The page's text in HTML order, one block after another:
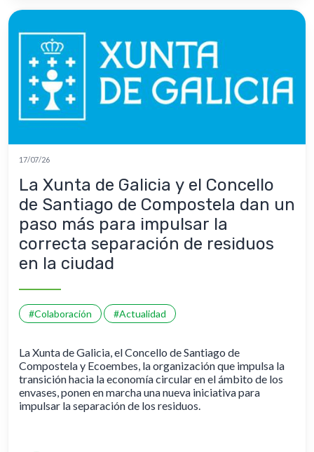
17/07/26
La Xunta de Galicia y el Concello
de Santiago de Compostela dan un
paso más para impulsar la
correcta separación de residuos
en la ciudad
#Colaboración #Actualidad
La Xunta de Galicia, el Concello de Santiago de
Compostela y Ecoembes, la organización que impulsa la
transición hacia la economía circular en el ámbito de los
envases, ponen en marcha una nueva iniciativa para
impulsar la separación de los residuos.